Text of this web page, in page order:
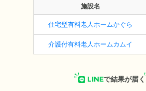
施設名
住宅型有料老人ホームかぐら
介護付有料老人ホームカムイ
LINEで結果が届く